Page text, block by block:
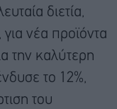
διετία,
νέα προϊόντα
την καλύτερη
το 12%,
του